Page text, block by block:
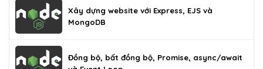
Xây dựng website với Express, EJS và
MongoDB
Đồng bộ, bất đồng bộ, Promise, async/await